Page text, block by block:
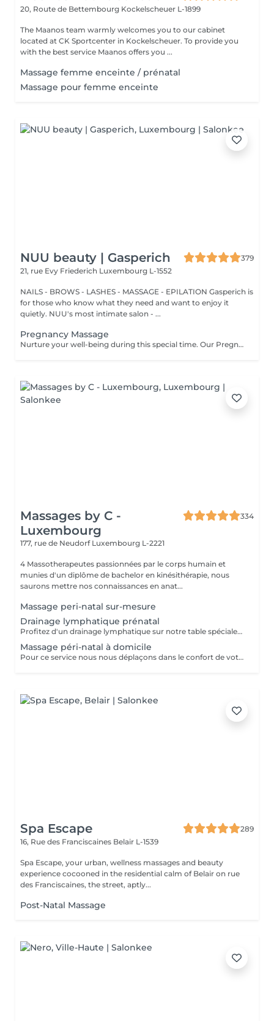
20, Route de Bettembourg Kockelscheuer L-1899
The Maanos team warmly welcomes you to our cabinet
located at CK Sportcenter in Kockelscheuer. To provide you
with the best service Maanos offers you ...
Massage femme enceinte / prénatal
Massage pour femme enceinte
NUU beauty | Gasperich
379
21, rue Evy Friederich Luxembourg L-1552
NAILS - BROWS - LASHES - MASSAGE - EPILATION Gasperich is
for those who know what they need and want to enjoy it
quietly. NUU's most intimate salon - ...
Pregnancy Massage
Nurture your well-being during this special time. Our Pregnancy Massage is a gentle, relaxing treatment designed to reduce muscle tension, improve circulation, and ease discomfort commonly experienced during pregnancy. Soft, flowing techniques and comfortable side-lying positioning provide deep relaxation without placing pressure on the abdomen. Hypoallergenic, unscented oils are used to care for sensitive skin and maintain comfort throughout the session. This massage helps relieve tension in the lower back and shoulders, reduces swelling and heaviness in the legs, improves overall circulation, and promotes a sense of ease and balance in the body. This treatment is performed only with the approval of your doctor.
Massages by C -
Luxembourg
334
177, rue de Neudorf Luxembourg L-2221
4 Massotherapeutes passionnées par le corps humain et
munies d'un diplôme de bachelor en kinésithérapie, nous
saurons mettre nos connaissances en anat...
Massage peri-natal sur-mesure
Drainage lymphatique prénatal
Profitez d'un drainage lymphatique sur notre table spécialement conçues pour nos clientes enceintes Avec des coussins amovibles, vous pourrez de nouveau vous allonger sur le ventre pour profiter pleinement de votre drainage, du premier au dernier trimestre
Massage péri-natal à domicile
Pour ce service nous nous déplaçons dans le confort de votre domicile avec notre table péri-natale Déplacement à Luxembourg ville ou alentours proches uniquement Le but du massage sera d'adapter la séance de sorte à vous permettre de profiter pleinement d'un massage normal, en vous allongeant notamment sur le ventre grâce à un espace prévu pour le ventre dans la table. Ainsi nous ne masserons pas votre ventre mais les zones musculaires de votre choix en fonction de vos douleurs, tensions, ou rétention. Le massage durera entre 1h et 1h30 (selon votre réservation) et débutera après notre temps de trajet et installation. Ainsi pour un rendez-vous pris à 12h, prévoyez que le massage commence vers 12h30.
Spa Escape
289
16, Rue des Franciscaines Belair L-1539
Spa Escape, your urban, wellness massages and beauty
experience cocooned in the residential calm of Belair on rue
des Franciscaines, the street, aptly...
Post-Natal Massage